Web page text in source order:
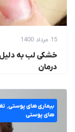
15 مرداد 1400
خشکی لب به
درمان
بیماری های پوستی,
های پوستی